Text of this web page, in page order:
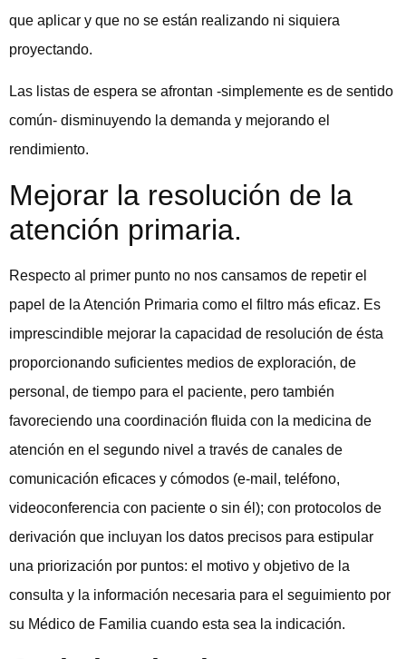
que aplicar y que no se están realizando ni siquiera
proyectando.
Las listas de espera se afrontan -simplemente es de sentido
común- disminuyendo la demanda y mejorando el
rendimiento.
Mejorar la resolución de la
atención primaria.
Respecto al primer punto no nos cansamos de repetir el
papel de la Atención Primaria como el filtro más eficaz. Es
imprescindible mejorar la capacidad de resolución de ésta
proporcionando suficientes medios de exploración, de
personal, de tiempo para el paciente, pero también
favoreciendo una coordinación fluida con la medicina de
atención en el segundo nivel a través de canales de
comunicación eficaces y cómodos (e-mail, teléfono,
videoconferencia con paciente o sin él); con protocolos de
derivación que incluyan los datos precisos para estipular
una priorización por puntos: el motivo y objetivo de la
consulta y la información necesaria para el seguimiento por
su Médico de Familia cuando esta sea la indicación.